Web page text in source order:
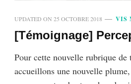
UPDATED ON 25 OCTOBRE 2018 VIS
[Témoignage]
Pour cette nouvelle rubrique de
accueillons une nouvelle